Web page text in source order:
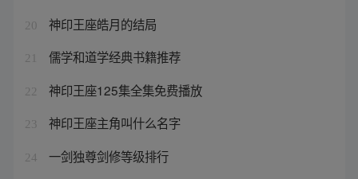
20 神印王座皓月的结局
21 儒学和道学经典书籍推荐
22 神印王座125集全集免费播放
23 神印王座主角叫什么名字
24 一剑独尊剑修等级排行